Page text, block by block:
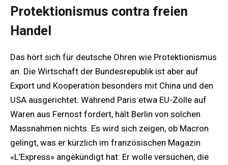
Protektionismus contra freien
Handel
Das hört sich für deutsche Ohren wie Protektionismus
an. Die Wirtschaft der Bundesrepublik ist aber auf
Export und Kooperation besonders mit China und den
USA ausgerichtet. Während Paris etwa EU-Zölle auf
Waren aus Fernost fordert, hält Berlin von solchen
Massnahmen nichts. Es wird sich zeigen, ob Macron
gelingt, was er kürzlich im französischen Magazin
«L’Express» angekündigt hat: Er wolle versuchen, die